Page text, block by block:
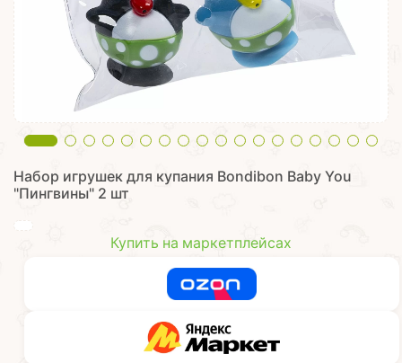
Набор игрушек для купания Bondibon Baby You
"Пингвины" 2 шт
Купить на маркетплейсах